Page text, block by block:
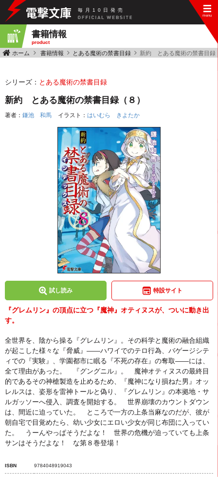
毎 月 10 日 発 売
書籍情報
product
ホーム 書籍情報 とある魔術の禁書目録 新約 とある魔術の禁書目録
シリーズ： とある魔術の禁書目録
新約 とある魔術の禁書目録（８）
著者： 鎌池 和馬 イラスト： はいむら きよたか
試し読み 特設サイト
『グレムリン』の頂点に立つ『魔神』オティヌスが、ついに動き出
す。
全世界を、陰から操る『グレムリン』。その科学と魔術の融合組織
が起こした様々な『脅威』――ハワイでのテロ行為、バゲージシテ
ィでの『実験』、学園都市に眠る『不死の存在』の奪取――には、
全て理由があった。 『グングニル』。 魔神オティヌスの最終目
的であるその神槍製造を止めるため、『魔神になり損ねた男』オッ
レルスは、姿形を雷神トールと偽り、『グレムリン』の本拠地・サ
ルガッソーへ侵入、調査を開始する。 世界崩壊のカウントダウン
は、間近に迫っていた。 ところで一方の上条当麻なのだが、彼が
朝自宅で目覚めたら、幼い少女にエロい少女が同じ布団に入ってい
た。 うーんやっぱそうだよな！ 世界の危機が迫っていても上条
サンはそうだよな！ な第８巻登場！
ISBN 9784048919043